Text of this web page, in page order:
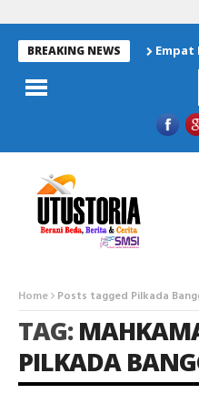
BREAKING NEWSEmpat Pelajar
Home Posts tagged Pilkada
TAG:
PILKADA